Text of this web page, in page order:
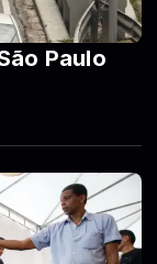
Paulo